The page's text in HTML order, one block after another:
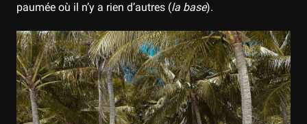
paumée où il n’y a rien d’autres (la base).